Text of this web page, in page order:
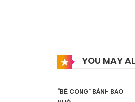
YOU MAY
“BẺ CONG” BÁNH BAO